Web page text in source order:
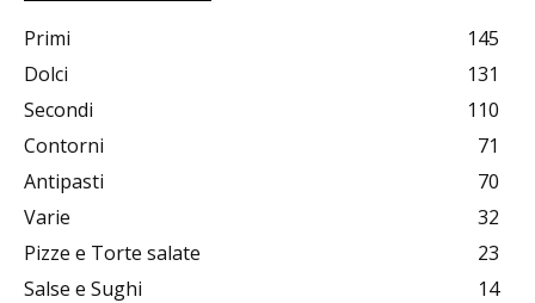
Primi
145
Dolci
131
Secondi
110
Contorni
71
Antipasti
70
Varie
32
Pizze e Torte salate
23
Salse e Sughi
14